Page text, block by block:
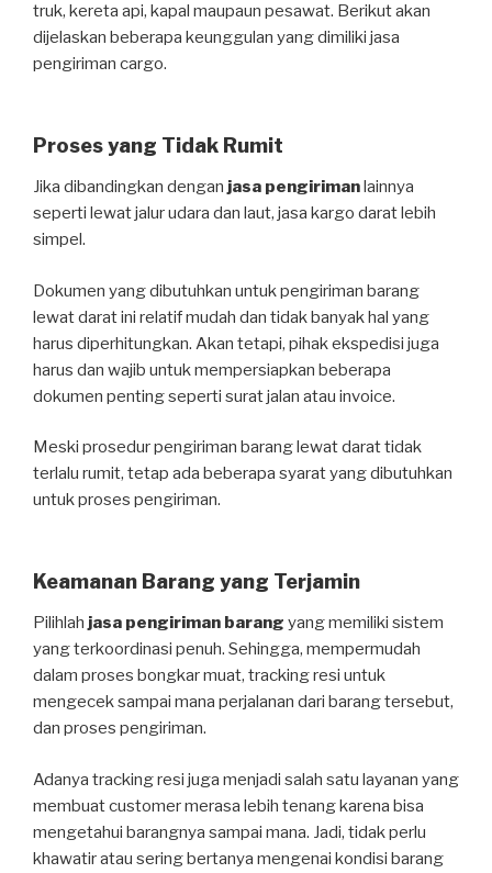
truk, kereta api, kapal maupaun pesawat. Berikut akan
dijelaskan beberapa keunggulan yang dimiliki jasa
pengiriman cargo.
Proses yang Tidak Rumit
Jika dibandingkan dengan jasa pengiriman lainnya
seperti lewat jalur udara dan laut, jasa kargo darat lebih
simpel.
Dokumen yang dibutuhkan untuk pengiriman barang
lewat darat ini relatif mudah dan tidak banyak hal yang
harus diperhitungkan. Akan tetapi, pihak ekspedisi juga
harus dan wajib untuk mempersiapkan beberapa
dokumen penting seperti surat jalan atau invoice.
Meski prosedur pengiriman barang lewat darat tidak
terlalu rumit, tetap ada beberapa syarat yang dibutuhkan
untuk proses pengiriman.
Keamanan Barang yang Terjamin
Pilihlah jasa pengiriman barang yang memiliki sistem
yang terkoordinasi penuh. Sehingga, mempermudah
dalam proses bongkar muat, tracking resi untuk
mengecek sampai mana perjalanan dari barang tersebut,
dan proses pengiriman.
Adanya tracking resi juga menjadi salah satu layanan yang
membuat customer merasa lebih tenang karena bisa
mengetahui barangnya sampai mana. Jadi, tidak perlu
khawatir atau sering bertanya mengenai kondisi barang